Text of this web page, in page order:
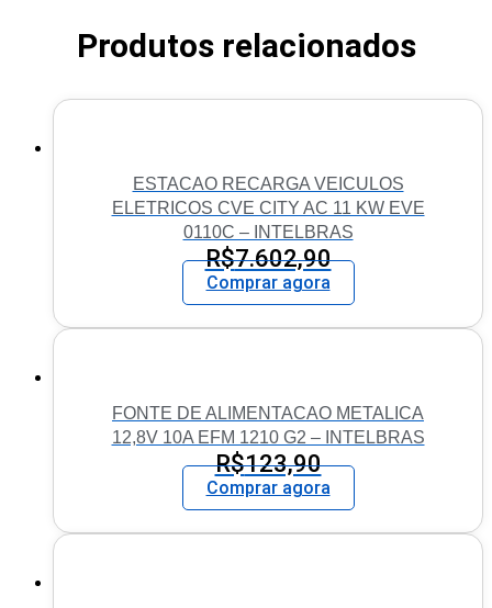
Produtos relacionados
ESTACAO RECARGA VEICULOS
ELETRICOS CVE CITY AC 11 KW EVE
0110C – INTELBRAS
R$7.602,90
Comprar agora
FONTE DE ALIMENTACAO METALICA
12,8V 10A EFM 1210 G2 – INTELBRAS
R$123,90
Comprar agora